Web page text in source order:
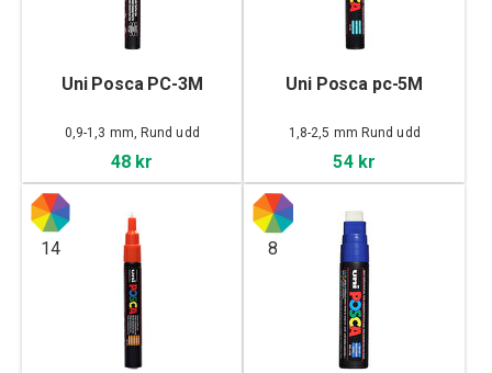
Uni Posca PC-3M
0,9-1,3 mm, Rund udd
48 kr
Uni Posca pc-5M
1,8-2,5 mm Rund udd
54 kr
14 8